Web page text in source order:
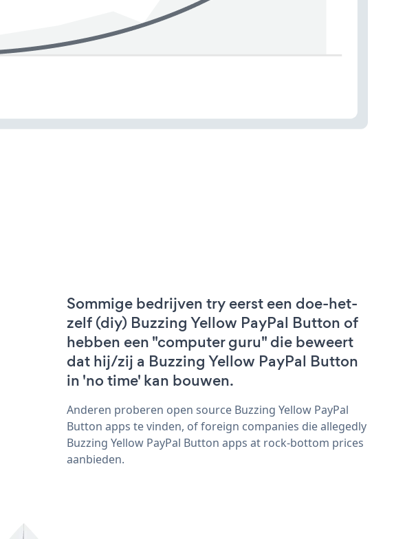
Sommige bedrijven try eerst een doe-het-
zelf (diy) Buzzing Yellow PayPal Button of
hebben een "computer guru" die beweert
dat hij/zij a Buzzing Yellow PayPal Button
in 'no time' kan bouwen.
Anderen proberen open source Buzzing Yellow PayPal
Button apps te vinden, of foreign companies die allegedly
Buzzing Yellow PayPal Button apps at rock-bottom prices
aanbieden.